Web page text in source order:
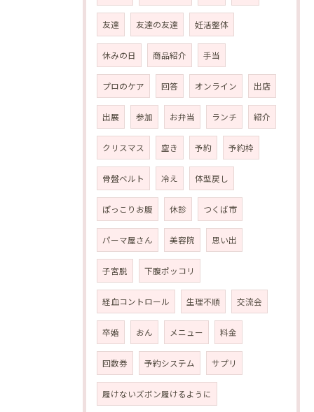
友達 友達の友達 妊活整体
休みの日 商品紹介 手当
プロのケア 回答 オンライン 出店
出展 参加 お弁当 ランチ 紹介
クリスマス 空き 予約 予約枠
骨盤ベルト 冷え 体型戻し
ぽっこりお腹 休診 つくば市
パーマ屋さん 美容院 思い出
子宮脱 下腹ポッコリ
経血コントロール 生理不順 交流会
卒婚 おん メニュー 料金
回数券 予約システム サプリ
履けないズボン履けるように